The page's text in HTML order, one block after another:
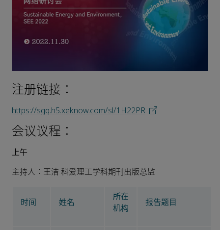
注册链接：
https://sgq.h5.xeknow.com/sl/1H22PR
会议议程：
上午
主持人：王洁 科爱理工学科期刊出版总监
时间 姓名
所在
机构
报告题目